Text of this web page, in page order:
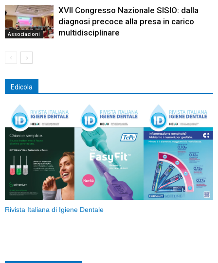
Associazioni
XVII Congresso Nazionale SISIO: dalla
diagnosi precoce alla presa in carico
multidisciplinare
Edicola
Rivista Italiana di Igiene Dentale